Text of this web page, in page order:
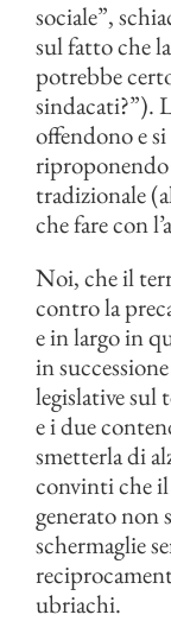
sociale”,
sul fatto che
potrebbe
sindacati?”).
offendono e
riproponendo
tradizionale
che fare con
Noi, che il
contro la
e in largo in
in
legislative sul
e i due
smetterla di
convinti che
generato non
schermaglie
ubriachi.